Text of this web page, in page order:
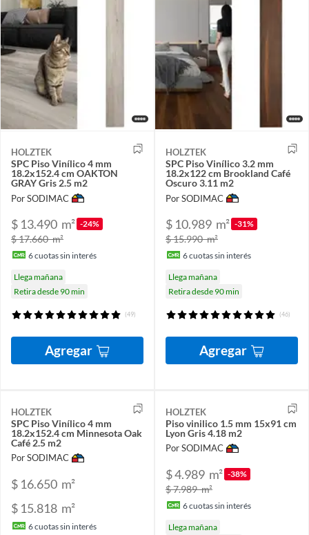
HOLZTEK
SPC Piso Vinílico 4 mm
18.2x152.4 cm OAKTON
GRAY Gris 2.5 m2
Por SODIMAC
$ 13.490 m² -24%
$ 17.660m²
6cuotas sin interés
Llega mañana
Retira desde 90 min
(49)
Agregar
HOLZTEK
SPC Piso Vinílico 3.2 mm
18.2x122 cm Brookland Café
Oscuro 3.11 m2
Por SODIMAC
$ 10.989 m² -31%
$ 15.990m²
6cuotas sin interés
Llega mañana
Retira desde 90 min
(46)
Agregar
HOLZTEK
SPC Piso Vinílico 4 mm
18.2x152.4 cm Minnesota Oak
Café 2.5 m2
Por SODIMAC
$ 16.650 m²
$ 15.818 m²
6cuotas sin interés
HOLZTEK
Piso vinilico 1.5 mm 15x91 cm
Lyon Gris 4.18 m2
Por SODIMAC
$ 4.989 m² -38%
$ 7.989m²
6cuotas sin interés
Llega mañana